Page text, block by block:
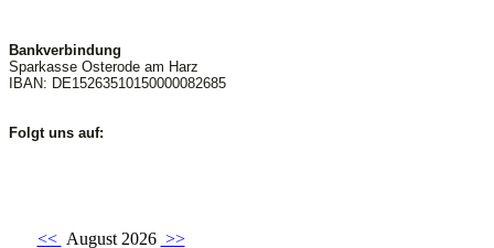
Bankverbindung
Sparkasse Osterode am Harz
IBAN: DE15263510150000082685
Folgt uns auf:
<< August 2026 >>